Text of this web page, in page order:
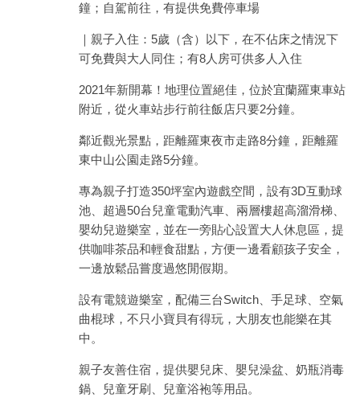
鐘；自駕前往，有提供免費停車場
｜親子入住：5歲（含）以下，在不佔床之情況下
可免費與大人同住；有8人房可供多人入住
2021年新開幕！地理位置絕佳，位於宜蘭羅東車站
附近，從火車站步行前往飯店只要2分鐘。
鄰近觀光景點，距離羅東夜市走路8分鐘，距離羅
東中山公園走路5分鐘。
專為親子打造350坪室內遊戲空間，設有3D互動球
池、超過50台兒童電動汽車、兩層樓超高溜滑梯、
嬰幼兒遊樂室，並在一旁貼心設置大人休息區，提
供咖啡茶品和輕食甜點，方便一邊看顧孩子安全，
一邊放鬆品嘗度過悠閒假期。
設有電競遊樂室，配備三台Switch、手足球、空氣
曲棍球，不只小寶貝有得玩，大朋友也能樂在其
中。
親子友善住宿，提供嬰兒床、嬰兒澡盆、奶瓶消毒
鍋、兒童牙刷、兒童浴袍等用品。